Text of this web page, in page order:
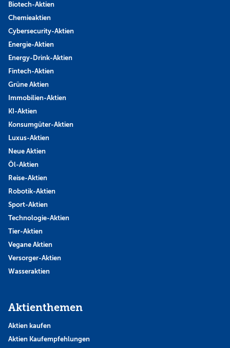
Biotech-Aktien
Chemieaktien
Cybersecurity-Aktien
Energie-Aktien
Energy-Drink-Aktien
Fintech-Aktien
Grüne Aktien
Immobilien-Aktien
KI-Aktien
Konsumgüter-Aktien
Luxus-Aktien
Neue Aktien
Öl-Aktien
Reise-Aktien
Robotik-Aktien
Sport-Aktien
Technologie-Aktien
Tier-Aktien
Vegane Aktien
Versorger-Aktien
Wasseraktien
Aktienthemen
Aktien kaufen
Aktien Kaufempfehlungen